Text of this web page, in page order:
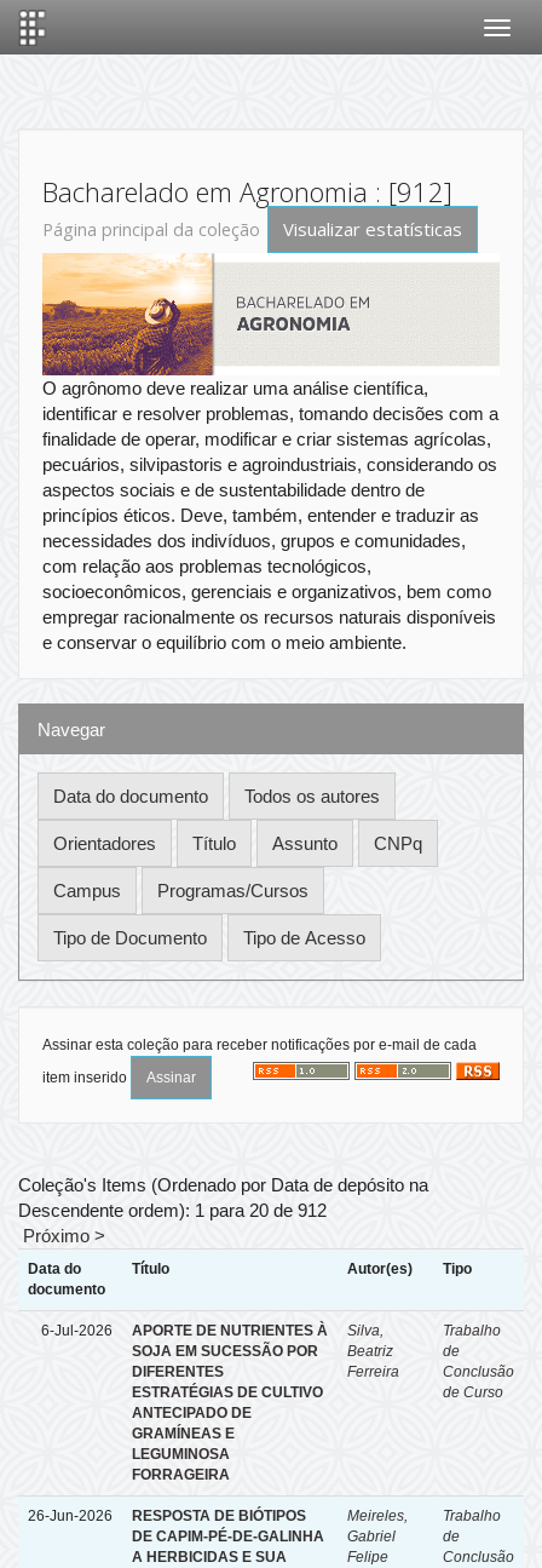
Bacharelado em Agronomia : [912]
Página principal da coleção Visualizar estatísticas
O agrônomo deve realizar uma análise científica,
identificar e resolver problemas, tomando decisões com a
finalidade de operar, modificar e criar sistemas agrícolas,
pecuários, silvipastoris e agroindustriais, considerando os
aspectos sociais e de sustentabilidade dentro de
princípios éticos. Deve, também, entender e traduzir as
necessidades dos indivíduos, grupos e comunidades,
com relação aos problemas tecnológicos,
socioeconômicos, gerenciais e organizativos, bem como
empregar racionalmente os recursos naturais disponíveis
e conservar o equilíbrio com o meio ambiente.
Navegar
Assinar esta coleção para receber notificações por e-mail de cada
item inserido
Coleção's Items (Ordenado por Data de depósito na
Descendente ordem): 1 para 20 de 912
Próximo >
Data do
documento
Título Autor(es) Tipo
6-Jul-2026
APORTE DE NUTRIENTES À
SOJA EM SUCESSÃO POR
DIFERENTES
ESTRATÉGIAS DE CULTIVO
ANTECIPADO DE
GRAMÍNEAS E
LEGUMINOSA
FORRAGEIRA
Silva,
Beatriz
Ferreira
Trabalho
de
Conclusão
de Curso
26-Jun-2026
RESPOSTA DE BIÓTIPOS
DE CAPIM-PÉ-DE-GALINHA
A HERBICIDAS E SUA
Meireles,
Gabriel
Felipe
Trabalho
de
Conclusão